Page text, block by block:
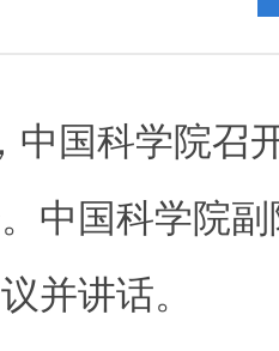
中国科学院召
中国科学院
并讲话。